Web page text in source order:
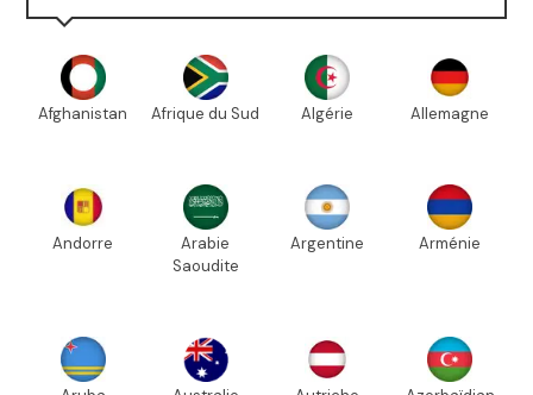
Afghanistan Afrique du Sud Algérie Allemagne
Andorre
Arabie
Saoudite
Argentine Arménie